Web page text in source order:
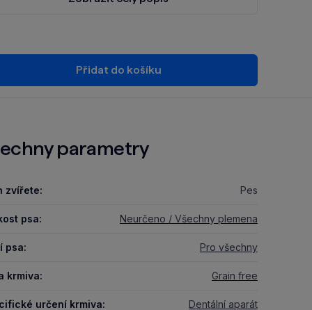
Přidat do košíku
parametry
zvířete: Pes
psa: Neurčeno / Všechny plemena
psa: Pro všechny
krmiva: Grain free
určení krmiva: Dentální aparát